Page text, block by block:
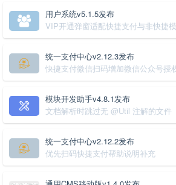
用户系统v5.1.5发布
VIP开通弹窗适配快捷支付与非快捷
统一支付中心v2.12.3发布
快捷支付微信扫码增加微信公众号授
模块开发助手v4.8.1发布
文档解析时跳过无 @Util 注解的文件
统一支付中心v2.12.2发布
优先扫码快捷支付帮助说明补充